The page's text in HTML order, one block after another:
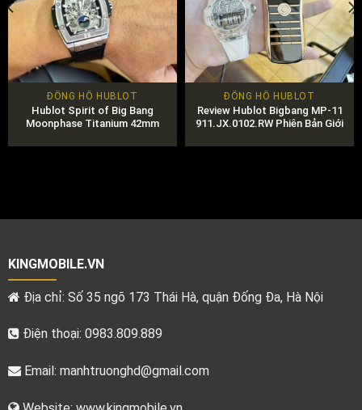
ĐỒNG HỒ HUBLOT
Hublot Spirit of Big Bang
Moonphase Titanium 42mm
ĐỒNG HỒ HUBLOT
Review Hublot Bigbang MP-11
911.JX.0102.RW Phiên Bản Giới
KINGMOBILE.VN
Địa chỉ: Số 35 ngõ 173 Thái Hà, quận Đống Đa, Hà Nội
Điện thoại: 0983.809.889
Email: manhtruonghd@gmail.com